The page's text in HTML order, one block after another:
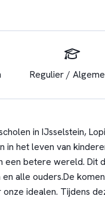
Regulier /
in IJsselstein,
in het leven van
betere wereld. Dit
alle ouders.De
idealen. Tijdens